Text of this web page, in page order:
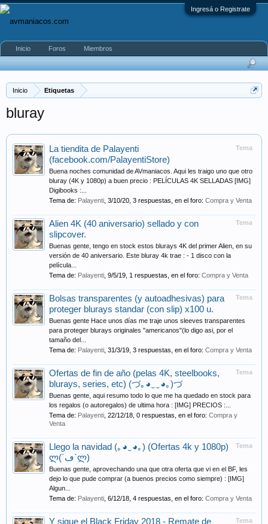
Ingresá o Registrate
Inicio Etiquetas
bluray
Tema
La tiendita de Palayenti
(facebook.com/PalayentiStore)
Buena noches comunidad de AVmaniacos. Aqui les traigo uno que otro
bluray (4K y 1080p) a buen precio : PELÍCULAS 4K SELLADAS [IMG]
Digibooks :...
Tema de: Palayenti 3/10/20 , 3 respuestas, en el foro: Compra y Venta
Tema
Alien 4K (40 aniversario) sellado y con
slipcover.
Buenas gente, tengo en stock estos blurays 4K del primer Alien, en su
versión de 40 aniversario. Este bluray 4k trae : - 1 disco con la
película...
Tema de: Palayenti 9/5/19 , 1 respuestas, en el foro: Compra y Venta
Tema
Bolsas transparentes (y autoadhesivas) para
proteger blurays standar (con slip) x100 u.
Buenas gente Hace unos días me traje unos sleeves transparentes
para proteger blurays originales "americanos"(lo digo asi, por el
tamaño del...
Tema de: Palayenti 31/3/19 , 3 respuestas, en el foro: Compra y Venta
Tema
Ofertas de fin de año (pelas 4K, steelbooks,
blurays, series, etc) (づ｡◕‿‿◕｡)づ
Buenas gente, aqui resumo todo lo que me ha quedado en stock para
los regalos (o autoregalos) de ultima hora : [IMG] PRECIOS :...
Tema de: Palayenti 22/12/18 , 0 respuestas, en el foro: Compra y
Venta
Tema
Llego la navidad (｡◕‿◕｡) (Ofertas 4k y 1080p)
ლ(´ڡ`ლ)
Buenas gente, aprovechando una que otra oferta que vi en el BF, les
dejo lo que pude comprar (a buenos precios como siempre) : [IMG]
Algun...
Tema de: Palayenti 6/12/18 , 4 respuestas, en el foro: Compra y Venta
Tema
Y sigue el Black Friday 2018 - Remate de
Inicio Foros Miembros